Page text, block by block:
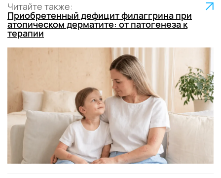
Читайте также:
Приобретенный дефицит филаггрина при
атопическом дерматите: от патогенеза к
терапии